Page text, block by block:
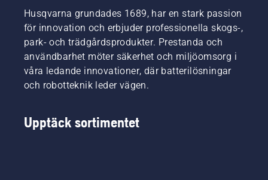
ska gör
att du
kan
arbeta
mer
bekvämt
och att
du inte
trött, så
att du
Husqvarna grundades 1689, har en stark passion
för innovation och erbjuder professionella skogs-,
park- och trädgårdsprodukter. Prestanda och
användbarhet möter säkerhet och miljöomsorg i
våra ledande innovationer, där batterilösningar
och robotteknik leder vägen.
Upptäck sortimentet